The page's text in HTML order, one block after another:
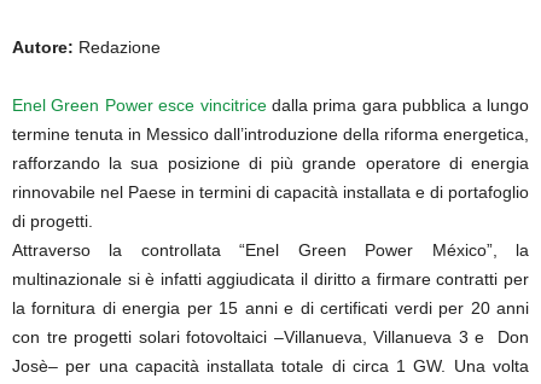
Autore: Redazione
Enel Green Power esce vincitricedalla prima gara pubblica a lungo
termine tenuta in Messico dall’introduzione della riforma energetica,
rafforzando la sua posizione di più grande operatore di energia
rinnovabile nel Paese in termini di capacità installata e di portafoglio
di progetti.
Attraverso la controllata “Enel Green Power México”, la
multinazionale si è infatti aggiudicata il diritto a firmare contratti per
la fornitura di energia per 15 anni e di certificati verdi per 20 anni
con tre progetti solari fotovoltaici –Villanueva, Villanueva 3 e Don
Josè– per una capacità installata totale di circa 1 GW. Una volta